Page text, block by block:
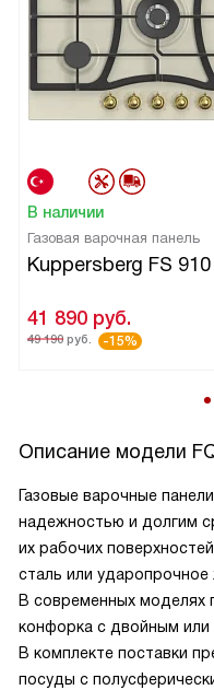
В наличии
Газовая варочная панель
Kuppersberg FS
41 890 руб.
49 190 руб. -15%
Описание модели
Газовые варочные
надежностью и долгим
их рабочих
сталь или
В современных моделях
конфорка с двойным
В комплекте поставки
посуды с